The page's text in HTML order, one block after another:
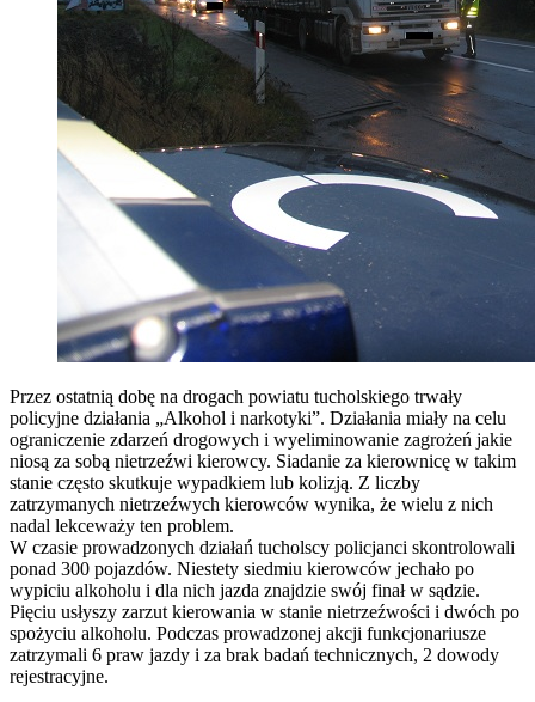
Przez ostatnią dobę na drogach powiatu tucholskiego trwały
policyjne działania „Alkohol i narkotyki”. Działania miały na celu
ograniczenie zdarzeń drogowych i wyeliminowanie zagrożeń jakie
niosą za sobą nietrzeźwi kierowcy. Siadanie za kierownicę w takim
stanie często skutkuje wypadkiem lub kolizją. Z liczby
zatrzymanych nietrzeźwych kierowców wynika, że wielu z nich
nadal lekceważy ten problem.
W czasie prowadzonych działań tucholscy policjanci skontrolowali
ponad 300 pojazdów. Niestety siedmiu kierowców jechało po
wypiciu alkoholu i dla nich jazda znajdzie swój finał w sądzie.
Pięciu usłyszy zarzut kierowania w stanie nietrzeźwości i dwóch po
spożyciu alkoholu. Podczas prowadzonej akcji funkcjonariusze
zatrzymali 6 praw jazdy i za brak badań technicznych, 2 dowody
rejestracyjne.